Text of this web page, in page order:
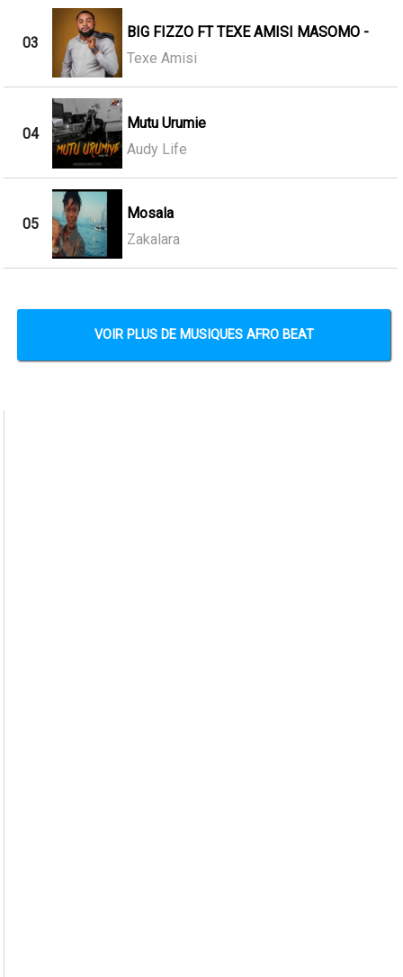
03
BIG FIZZO FT TEXE AMISI MASOMO -
Texe Amisi
04
Mutu Urumie
Audy Life
05
Mosala
Zakalara
VOIR PLUS DE MUSIQUES AFRO BEAT